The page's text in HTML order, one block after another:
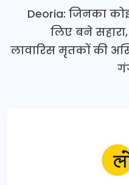
Deoria: जिनका
लिए बने
लावारिस मृतकों की